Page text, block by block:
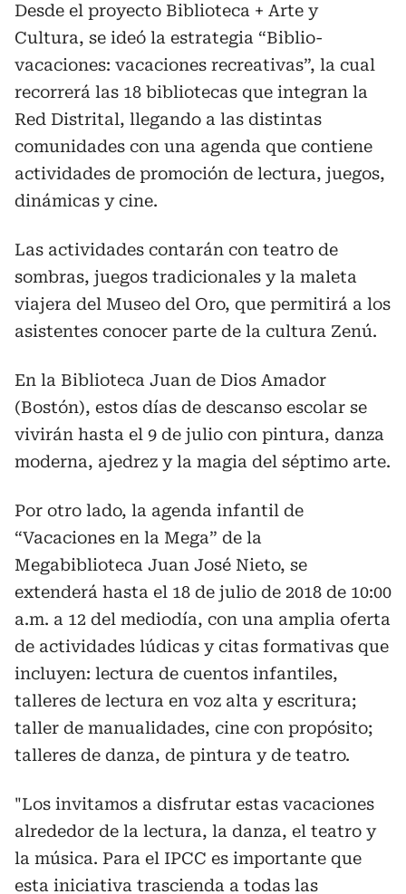
Desde el proyecto Biblioteca + Arte y
Cultura, se ideó la estrategia “Biblio-
vacaciones: vacaciones recreativas”, la cual
recorrerá las 18 bibliotecas que integran la
Red Distrital, llegando a las distintas
comunidades con una agenda que contiene
actividades de promoción de lectura, juegos,
dinámicas y cine.
Las actividades contarán con teatro de
sombras, juegos tradicionales y la maleta
viajera del Museo del Oro, que permitirá a los
asistentes conocer parte de la cultura Zenú.
En la Biblioteca Juan de Dios Amador
(Bostón), estos días de descanso escolar se
vivirán hasta el 9 de julio con pintura, danza
moderna, ajedrez y la magia del séptimo arte.
Por otro lado, la agenda infantil de
“Vacaciones en la Mega” de la
Megabiblioteca Juan José Nieto, se
extenderá hasta el 18 de julio de 2018 de 10:00
a.m. a 12 del mediodía, con una amplia oferta
de actividades lúdicas y citas formativas que
incluyen: lectura de cuentos infantiles,
talleres de lectura en voz alta y escritura;
taller de manualidades, cine con propósito;
talleres de danza, de pintura y de teatro.
"Los invitamos a disfrutar estas vacaciones
alrededor de la lectura, la danza, el teatro y
la música. Para el IPCC es importante que
esta iniciativa trascienda a todas las